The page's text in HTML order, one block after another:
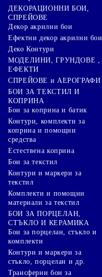
ДЕКОРАЦИОННИ БОИ,
СПРЕЙОВЕ
Декор акрилни бои
Ефектни декор акрилни бои
Деко Контури
МОДЕЛИНИ, ГРУНДОВЕ ,
ЕФЕКТИ
СПРЕЙОВЕ и АЕРОГРАФИ
БОИ ЗА ТЕКСТИЛ И
КОПРИНА
Бои за коприна и батик
Контури, комплекти за
коприна и помощни
средства
Естествена коприна
Бои за текстил
Контури и маркери за
текстил
Комплекти и помощни
материали за текстил
БОИ ЗА ПОРЦЕЛАН,
СТЪКЛО И КЕРАМИКА
Бои за порцелан, стъкло и
комплекти
Контури и маркери за
стъкло, порцелан и др.
Трансферни бои за